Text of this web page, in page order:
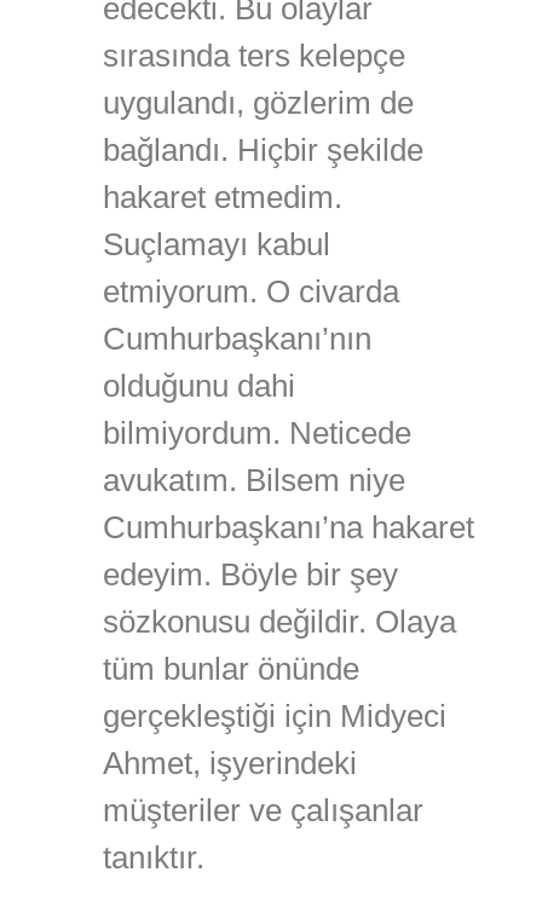
edecekti. Bu olaylar
sırasında ters kelepçe
uygulandı, gözlerim de
bağlandı. Hiçbir şekilde
hakaret etmedim.
Suçlamayı kabul
etmiyorum. O civarda
Cumhurbaşkanı’nın
olduğunu dahi
bilmiyordum. Neticede
avukatım. Bilsem niye
Cumhurbaşkanı’na hakaret
edeyim. Böyle bir şey
sözkonusu değildir. Olaya
tüm bunlar önünde
gerçekleştiği için Midyeci
Ahmet, işyerindeki
müşteriler ve çalışanlar
tanıktır.